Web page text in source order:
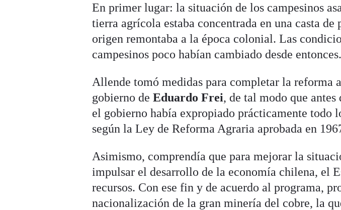
En primer lugar: la situación de los campesinos
tierra agrícola estaba concentrada en una casta
origen remontaba a la época colonial. Las
campesinos poco habían cambiado desde entonces.
Allende tomó medidas para completar la reforma
gobierno deEduardo Frei, de tal modo que antes
el gobierno había expropiado prácticamente todo
según la Ley de Reforma Agraria aprobada en
Asimismo, comprendía que para mejorar la
impulsar el desarrollo de la economía chilena, el
recursos. Con ese fin y de acuerdo al programa,
nacionalización de la gran minería del cobre, la